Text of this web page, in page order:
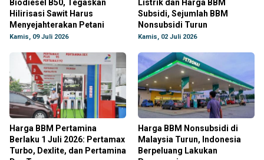
Biodiesel B50, Tegaskan
Hilirisasi Sawit Harus
Menyejahterakan Petani
Kamis, 09 Juli 2026
Listrik dan Harga BBM
Subsidi, Sejumlah BBM
Nonsubsidi Turun
Kamis, 02 Juli 2026
Harga BBM Pertamina
Berlaku 1 Juli 2026: Pertamax
Turbo, Dexlite, dan Pertamina
Harga BBM Nonsubsidi di
Malaysia Turun, Indonesia
Berpeluang Lakukan